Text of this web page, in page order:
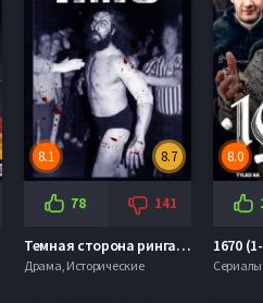
8.7
8.1
78 141
Темная сторона ринга (1-7 Сезон)
Драма, Исторические
8.0
1670